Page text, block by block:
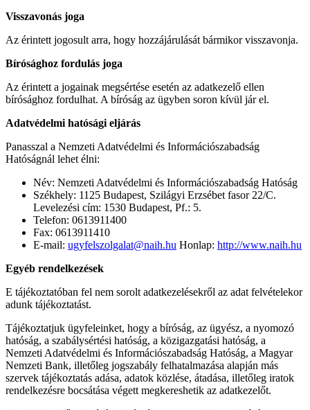
Visszavonás joga
Az érintett jogosult arra, hogy hozzájárulását bármikor visszavonja.
Bírósághoz fordulás joga
Az érintett a jogainak megsértése esetén az adatkezelő ellen
bírósághoz fordulhat. A bíróság az ügyben soron kívül jár el.
Adatvédelmi hatósági eljárás
Panasszal a Nemzeti Adatvédelmi és Információszabadság
Hatóságnál lehet élni:
Név: Nemzeti Adatvédelmi és Információszabadság Hatóság
Székhely: 1125 Budapest, Szilágyi Erzsébet fasor 22/C.
Levelezési cím: 1530 Budapest, Pf.: 5.
Telefon: 0613911400
Fax: 0613911410
E-mail: ugyfelszolgalat@naih.hu Honlap: http://www.naih.hu
Egyéb rendelkezések
E tájékoztatóban fel nem sorolt adatkezelésekről az adat felvételekor
adunk tájékoztatást.
Tájékoztatjuk ügyfeleinket, hogy a bíróság, az ügyész, a nyomozó
hatóság, a szabálysértési hatóság, a közigazgatási hatóság, a
Nemzeti Adatvédelmi és Információszabadság Hatóság, a Magyar
Nemzeti Bank, illetőleg jogszabály felhatalmazása alapján más
szervek tájékoztatás adása, adatok közlése, átadása, illetőleg iratok
rendelkezésre bocsátása végett megkereshetik az adatkezelőt.